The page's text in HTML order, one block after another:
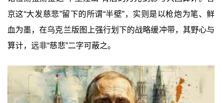
京这“大发慈悲”留下的所谓“半壁”，实则是以枪炮为笔、鲜
血为墨，在乌克兰版图上强行划下的战略缓冲带，其野心与
算计，远非“慈悲”二字可蔽之。